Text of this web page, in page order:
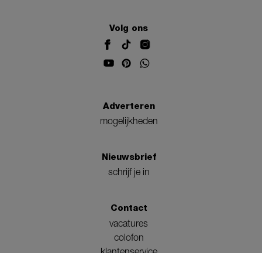
Volg ons
Adverteren
mogelijkheden
Nieuwsbrief
schrijf je in
Contact
vacatures
colofon